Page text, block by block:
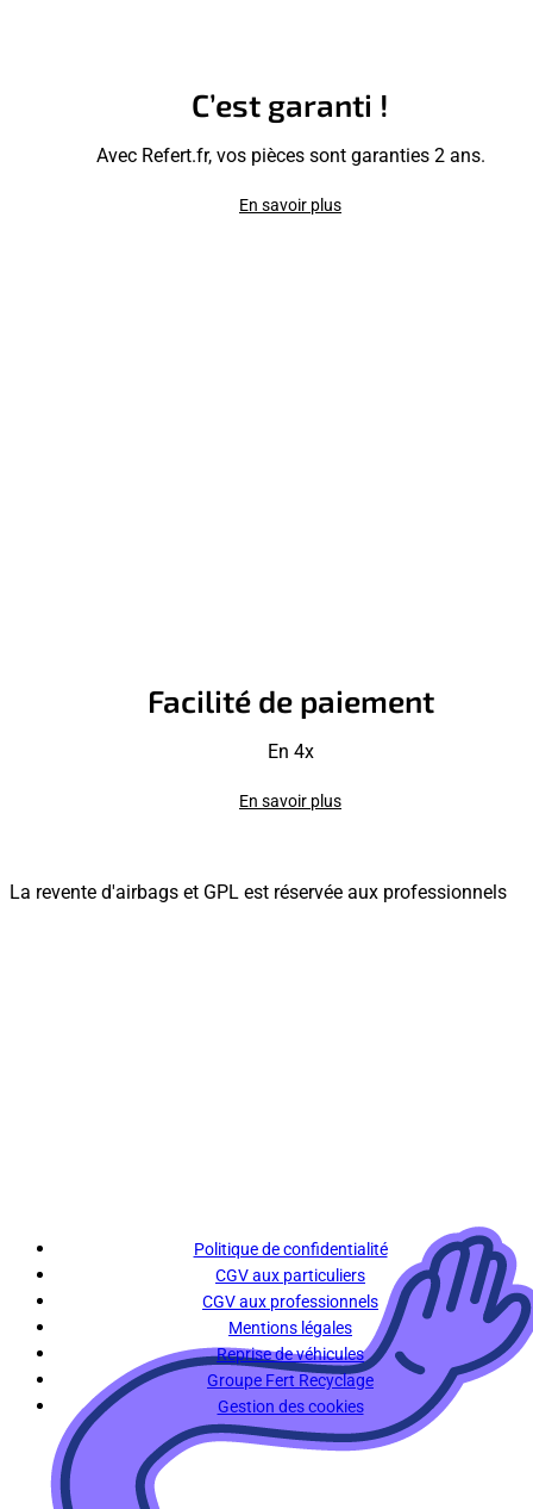
C’est garanti !
Avec Refert.fr, vos pièces sont garanties 2 ans.
En savoir plus
Facilité de paiement
En 4x
En savoir plus
La revente d'airbags et GPL est réservée aux professionnels
Politique de confidentialité
CGV aux particuliers
CGV aux professionnels
Mentions légales
Reprise de véhicules
Groupe Fert Recyclage
Gestion des cookies